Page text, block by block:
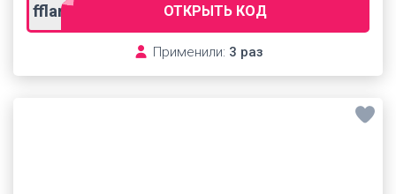
fflare ОТКРЫТЬ КОД
Применили: 3 раз